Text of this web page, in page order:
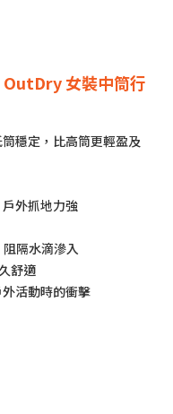
女裝中筒行
穩定，比高筒更輕盈及
外抓地力強
隔水滴滲入
舒適
活動時的衝擊